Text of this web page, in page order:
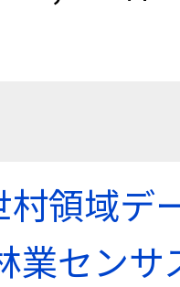
領域デ
業セン